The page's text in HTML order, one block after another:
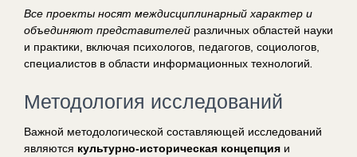
Все проекты носят междисциплинарный характер и
объединяют представителей различных областей науки
и практики, включая психологов, педагогов, социологов,
специалистов в области информационных технологий
Методология исследований
Важной методологической составляющей исследований
являются культурно-историческая концепция и